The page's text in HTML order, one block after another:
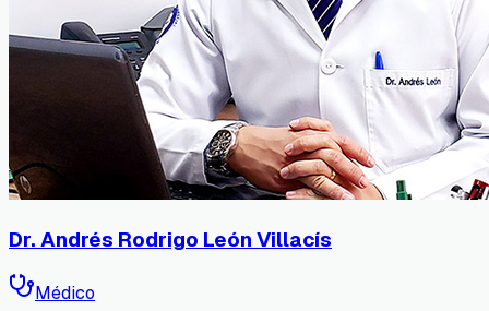
Dr. Andrés Rodrigo León Villacís
Médico